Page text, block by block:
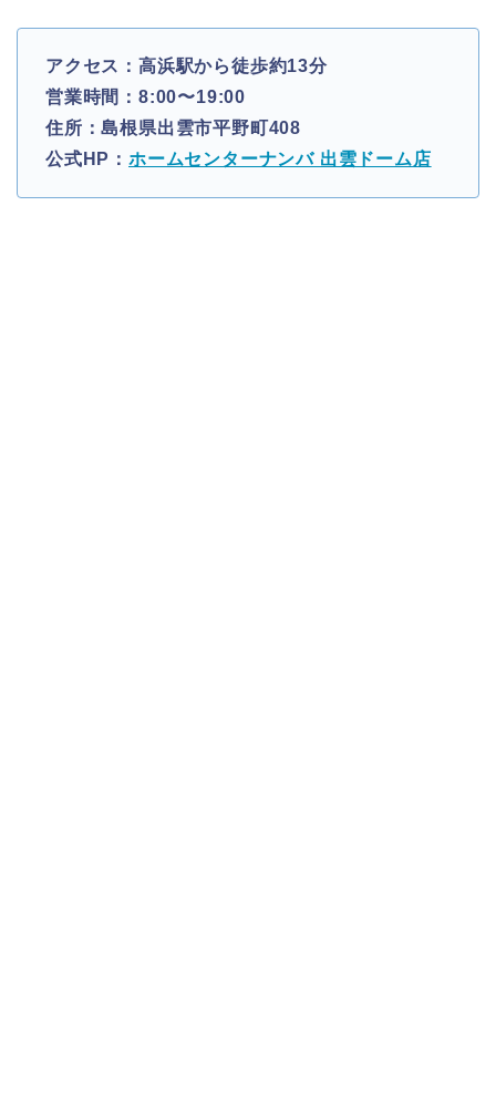
アクセス：高浜駅から徒歩約13分
営業時間：8:00〜19:00
住所：島根県出雲市平野町408
公式HP： ホームセンターナンバ 出雲ドーム店